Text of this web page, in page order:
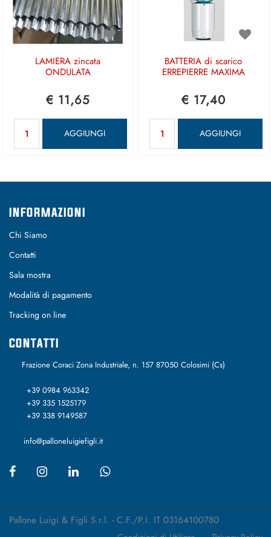
LAMIERA zincata
ONDULATA
€ 11,65
AGGIUNGI
BATTERIA di scarico
ERREPIERRE MAXIMA
€ 17,40
AGGIUNGI
INFORMAZIONI
Chi Siamo
Contatti
Sala mostra
Modalità di pagamento
Tracking on line
CONTATTI
Frazione Coraci Zona Industriale, n. 157 87050 Colosimi (Cs)
+39 0984 963342
+39 335 1525179
+39 338 9149587
info@palloneluigiefigli.it
Pallone Luigi & Figli S.r.l. - C.F./P.I. IT 03164100780